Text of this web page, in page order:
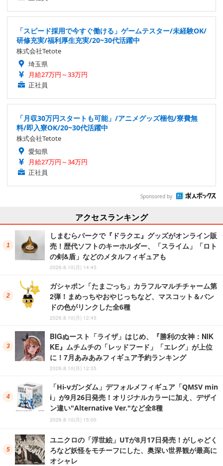
「スピード採用で今すぐ働ける」ゲームテスター/未経験OK/
研修充実/福利厚生充実/20~30代活躍中
株式会社Tetote
埼玉県
月給27万円～33万円
正社員
「月収30万円スタートも可能」/アニメグッズ梱包/寮費無
料/即入寮OK/20~30代活躍中
株式会社Tetote
愛知県
月給27万円～34万円
正社員
Sponsored by
アクセスランキング
しまむらパークで『ドラクエ』グッズがオンライン販
売！歴代ソフトのキーホルダー、「スライム」「ロト
の剣&盾」などのメタルフィギュアも
2026.8.10(月) 14:45
ガシャポン「たまごっち」カラフルマルチチャーム第
2弾！まめっちやおやじっちなど、マスコット＆バン
ドの色がリンクした全6種
2026.8.10(月) 12:45
BIGぬースト「ライザ」はじめ、『勝利の女神：NIK
KE』ムチムチの「レッドフード」「エレグ」が上位
に！7月あみあみフィギュア予約ランキング
2026.8.10(月) 12:35
「Hi-νガンダム」デフォルメフィギュア「QMSV min
i」が9月26日発売！オリジナルカラーに加え、デザイ
ン違い"Alternative Ver."など全8種
2026.8.10(月) 15:00
ユニクロの「浮世絵」UTが8月17日発売！がしゃどく
ろなど妖怪をモチーフにした、奥深い世界観が最高に
オシャレ